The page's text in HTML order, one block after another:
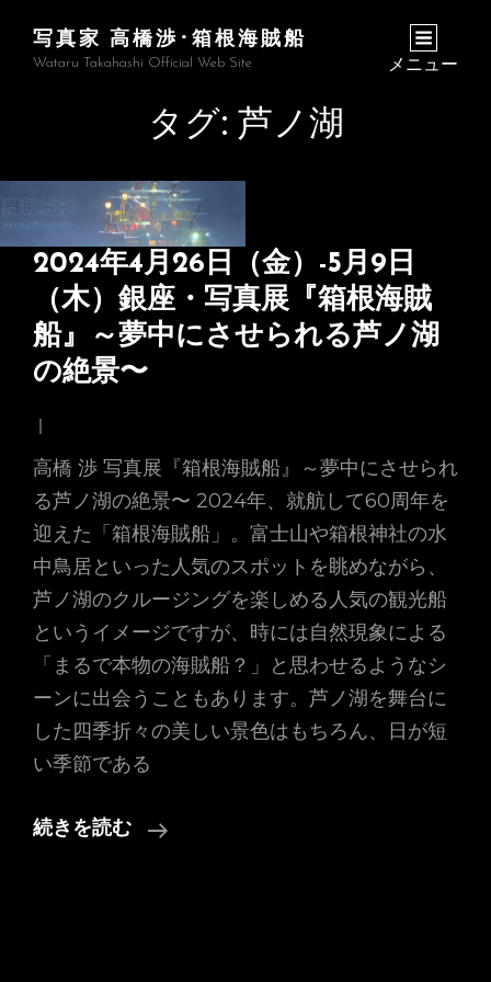
写真家 高橋渉･箱根海賊船
Wataru Takahashi Official Web Site メニュー
タグ: 芦ノ湖
2024年4月26日（金）-5月9日
（木）銀座・写真展『箱根海賊
船』～夢中にさせられる芦ノ湖
の絶景〜
高橋 渉 写真展『箱根海賊船』～夢中にさせられ
る芦ノ湖の絶景〜 2024年、就航して60周年を
迎えた「箱根海賊船」。富士山や箱根神社の水
中鳥居といった人気のスポットを眺めながら、
芦ノ湖のクルージングを楽しめる人気の観光船
というイメージですが、時には自然現象による
「まるで本物の海賊船？」と思わせるようなシ
ーンに出会うこともあります。芦ノ湖を舞台に
した四季折々の美しい景色はもちろん、日が短
い季節である
続きを読む
2024